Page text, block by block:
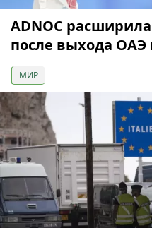
ADNOC
после выхода ОАЭ
МИР